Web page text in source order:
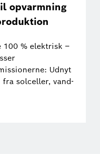
opvarmning
100 % elektrisk –
Udnyt
fra solceller, vand-